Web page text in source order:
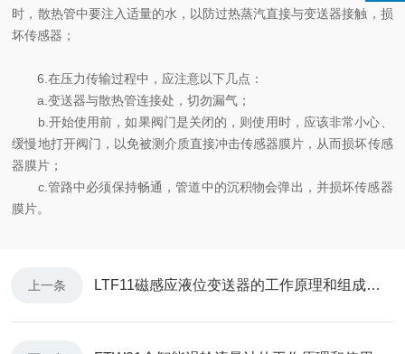
时，散热管中要注入适量的水，以防过热蒸汽直接与变送器接触，损
坏传感器；
6.在压力传输过程中，应注意以下几点：
a.变送器与散热管连接处，切勿漏气；
b.开始使用前，如果阀门是关闭的，则使用时，应该非常小心、
缓慢地打开阀门，以免被测介质直接冲击传感器膜片，从而损坏传感
器膜片；
c.管路中必须保持畅通，管道中的沉积物会弹出，并损坏传感器
膜片。
上一条 LTF11磁感应液位变送器的工作原理和组成单元介绍